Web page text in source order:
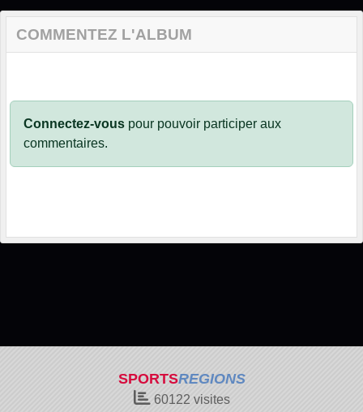
COMMENTEZ L'ALBUM
Connectez-vous pour pouvoir participer aux
commentaires.
SPORTSREGIONS
60122 visites